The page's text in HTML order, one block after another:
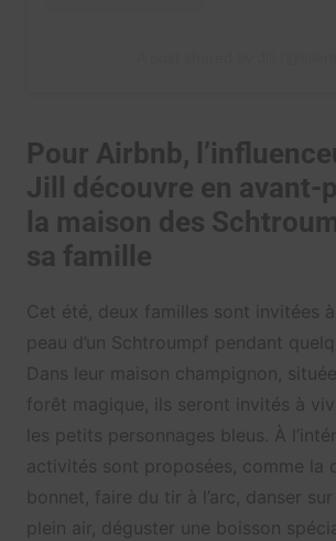
Pour Airbnb,
Jill découvre en avant-
la maison des
sa famille
Cet été, deux familles sont invitées
peau d’un Schtroumpf pendant
Dans leur maison champignon,
forêt magique, ils seront invités à
les petits personnages bleus. À
activités sont proposées, comme la
bonnet, faire du tir à l’arc, danser
plein air, déguster une boisson